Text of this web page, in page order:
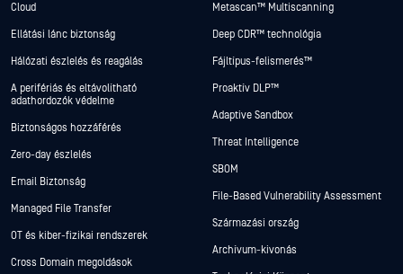
Cloud
Ellátási lánc biztonság
Hálózati észlelés és reagálás
A perifériás és eltávolítható
adathordozók védelme
Biztonságos hozzáférés
Zero-day észlelés
Email Biztonság
Managed File Transfer
OT és kiber-fizikai rendszerek
Cross Domain megoldások
Metascan™ Multiscanning
Deep CDR™ technológia
Fájltípus-felismerés™
Proaktív DLP™
Adaptive Sandbox
Threat Intelligence
SBOM
File-Based Vulnerability Assessment
Származási ország
Archívum-kivonás